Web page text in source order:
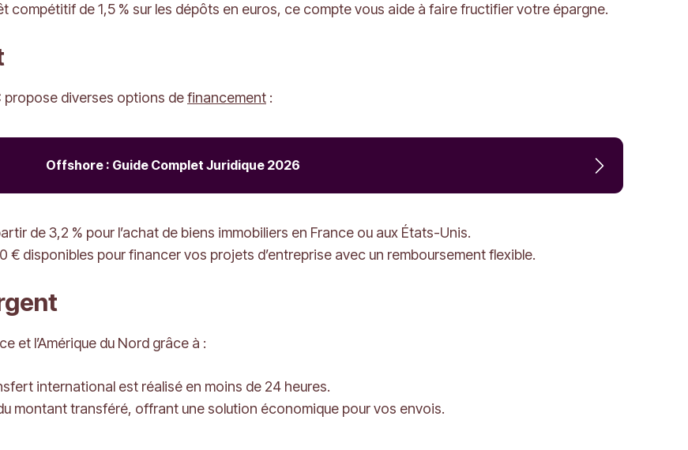
compétitif de 1,5 % sur les dépôts en euros, ce compte vous aide à faire fructifier votre épargne.
propose diverses options definancement :
Offshore : Guide Complet Juridique 2026
de 3,2 % pour l’achat de biens immobiliers en France ou aux États-Unis.
€ disponibles pour financer vos projets d’entreprise avec un remboursement flexible.
et l’Amérique du Nord grâce à :
international est réalisé en moins de 24 heures.
montant transféré, offrant une solution économique pour vos envois.